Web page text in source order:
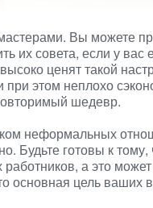
Вы можете
их совета, если у
ценят такой
при этом неплохо
шедевр.
неформальных
Будьте готовы к
а это
основная цель ваших